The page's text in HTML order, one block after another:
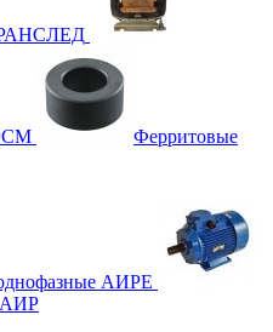
Ферритовые
АИРЕ
АИР